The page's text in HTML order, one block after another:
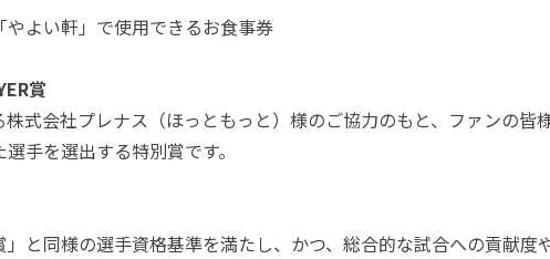
やよい軒」で使用できるお食事券
賞
式会社プレナス（ほっともっと）様のご協力のもと、ファンの皆
手を選出する特別賞です。
」と同様の選手資格基準を満たし、かつ、総合的な試合への貢献度